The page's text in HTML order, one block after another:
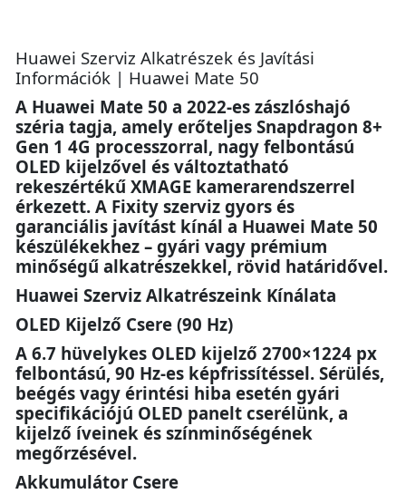
Huawei Szerviz Alkatrészek és Javítási
Információk | Huawei Mate 50
A Huawei Mate 50 a 2022-es zászlóshajó
széria tagja, amely erőteljes Snapdragon 8+
Gen 1 4G processzorral, nagy felbontású
OLED kijelzővel és változtatható
rekeszértékű XMAGE kamerarendszerrel
érkezett. A Fixity szerviz gyors és
garanciális javítást kínál a Huawei Mate 50
készülékekhez – gyári vagy prémium
minőségű alkatrészekkel, rövid határidővel.
Huawei Szerviz Alkatrészeink Kínálata
OLED Kijelző Csere (90 Hz)
A 6.7 hüvelykes OLED kijelző 2700×1224 px
felbontású, 90 Hz-es képfrissítéssel. Sérülés,
beégés vagy érintési hiba esetén gyári
specifikációjú OLED panelt cserélünk, a
kijelző íveinek és színminőségének
megőrzésével.
Akkumulátor Csere